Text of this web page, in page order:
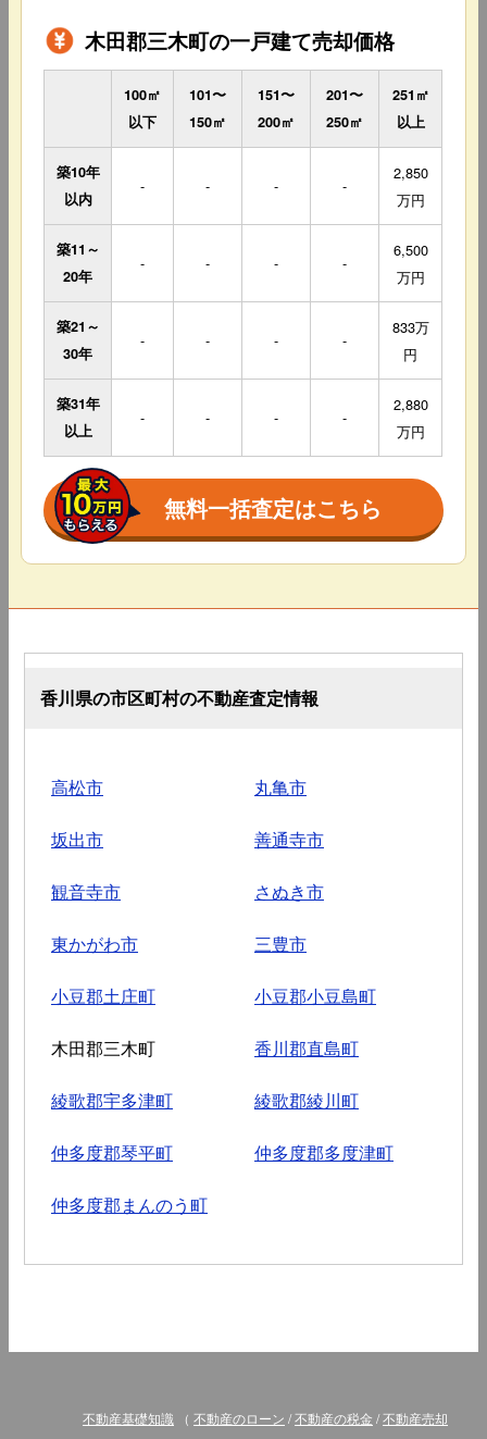
木田郡三木町の一戸建て売却価格
100㎡
以下
101〜
150㎡
151〜
200㎡
201〜
250㎡
251㎡
以上
築10年
以内
- - - -
2,850
万円
築11～
20年
- - - -
6,500
万円
築21～
30年
- - - -
833万
円
築31年
以上
- - - -
2,880
万円
無料一括査定はこちら
香川県の市区町村の不動産査定情報
高松市 丸亀市
坂出市 善通寺市
観音寺市 さぬき市
東かがわ市 三豊市
小豆郡土庄町 小豆郡小豆島町
木田郡三木町 香川郡直島町
綾歌郡宇多津町 綾歌郡綾川町
仲多度郡琴平町 仲多度郡多度津町
仲多度郡まんのう町
不動産基礎知識 （ 不動産のローン /不動産の税金 /不動産売却